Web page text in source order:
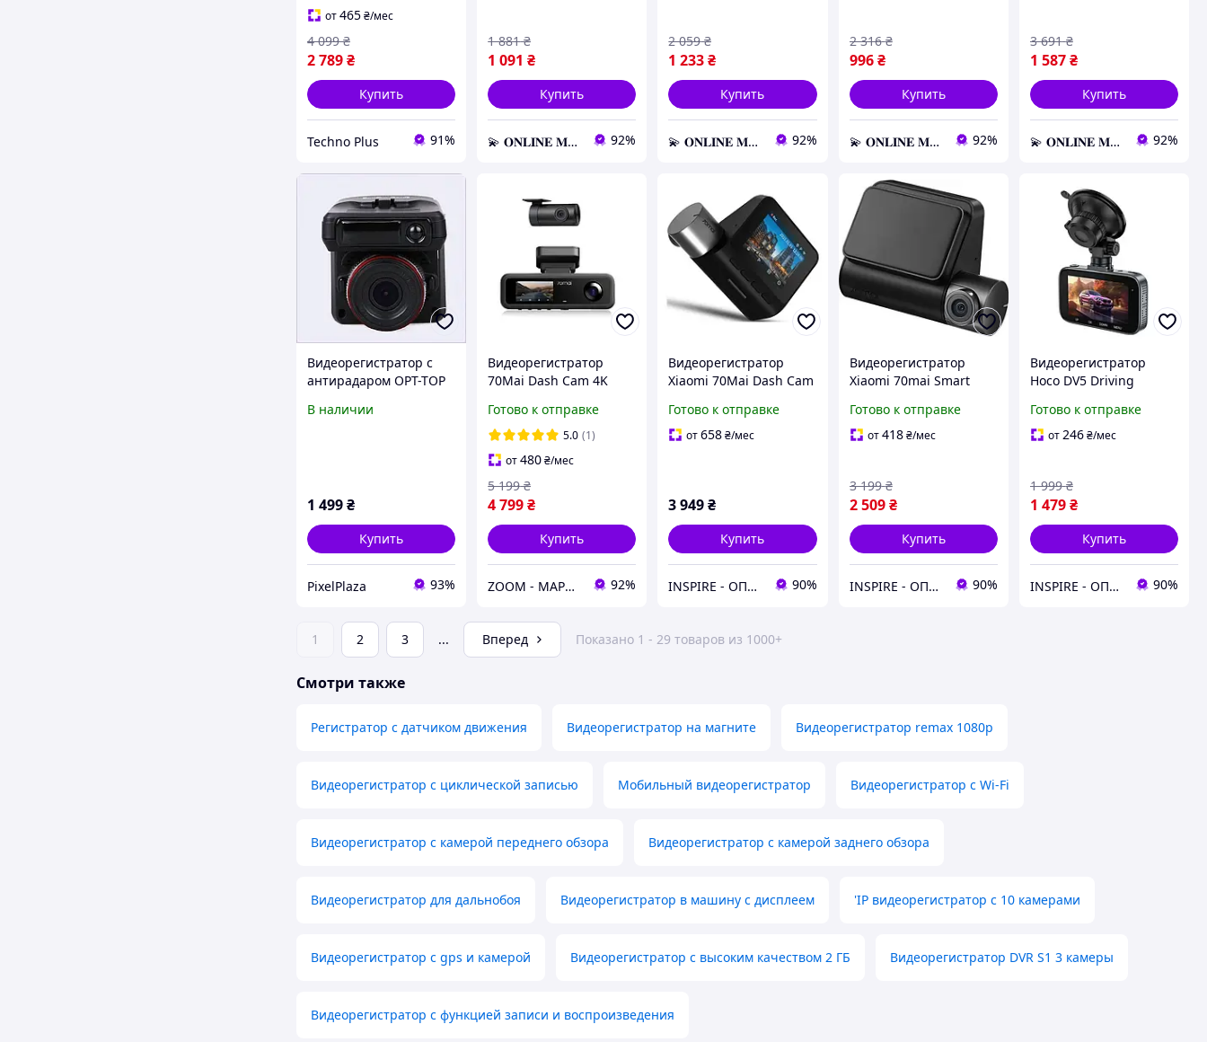
от465₴/мес
2 789₴
4 099 ₴
Купить
Techno Plus 91%
1 091 ₴
1 881 ₴
Купить
💫 𝐎𝐍𝐋𝐈𝐍𝐄 𝐌𝐀𝐑𝐊𝐄𝐓 💫 – Актуальные товары по самым выгодным ценам! 92%
1 233₴
2 059 ₴
Купить
💫 𝐎𝐍𝐋𝐈𝐍𝐄 𝐌𝐀𝐑𝐊𝐄𝐓 💫 – Актуальные товары по самым выгодным ценам! 92%
996 ₴
2 316 ₴
Купить
💫 𝐎𝐍𝐋𝐈𝐍𝐄 𝐌𝐀𝐑𝐊𝐄𝐓 💫 – Актуальные товары по самым выгодным ценам! 92%
1 587₴
3 691 ₴
Купить
💫 𝐎𝐍𝐋𝐈𝐍𝐄 𝐌𝐀𝐑𝐊𝐄𝐓 💫 – Актуальные товары по самым выгодным ценам! 92%
Видеорегистратор с
антирадаром OPT-TOP
856C0T1T54
В наличии
1 499₴
Купить
PixelPlaza 93%
Видеорегистратор
70Mai Dash Cam 4K
Готово к отправке
5.0 (1)
от480₴/мес
4 799₴
5 199 ₴
Купить
ZOOM - МАРКЕТ ЦИФРОВОЙ ТЕХНИКИ 92%
Видеорегистратор
Xiaomi 70Mai Dash Cam
Black
Готово к отправке
от658₴/мес
3 949₴
Купить
INSPIRE - ОПТОВІ ПРОДАЖІ ТА БЕЗГОТІВКА ДЛЯ БІЗНЕСУ 90%
Видеорегистратор
Xiaomi 70mai Smart
Готово к отправке
от418 ₴/мес
2 509 ₴
3 199 ₴
Купить
INSPIRE - ОПТОВІ ПРОДАЖІ ТА БЕЗГОТІВКА ДЛЯ БІЗНЕСУ 90%
Видеорегистратор
Hoco DV5 Driving
display Iron Gray
Готово к отправке
от246₴/мес
1 479₴
1 999 ₴
Купить
INSPIRE - ОПТОВІ ПРОДАЖІ ТА БЕЗГОТІВКА ДЛЯ БІЗНЕСУ 90%
1 2 3 ... Вперед Показано 1 - 29 товаров из 1000+
Смотри также
Регистратор с датчиком движения Видеорегистратор на магните Видеорегистратор remax 1080p
Видеорегистратор с циклической записью Мобильный видеорегистратор Видеорегистратор с Wi-Fi
Видеорегистратор с камерой переднего обзора Видеорегистратор с камерой заднего обзора
Видеорегистратор для дальнобоя Видеорегистратор в машину с дисплеем 'IP видеорегистратор с 10 камерами
Видеорегистратор с gps и камерой Видеорегистратор с высоким качеством 2 ГБ Видеорегистратор DVR S1 3 камеры
Видеорегистратор с функцией записи и воспроизведения